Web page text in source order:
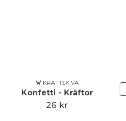
🦀 KRÄFTSKIVA
Konfetti - Kräftor
26 kr